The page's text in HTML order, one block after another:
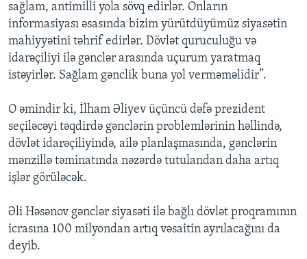
sağlam, antimilli yola sövq edirlər. Onların
informasiyası əsasında bizim yürütdüyümüz siyasətin
mahiyyətini təhrif edirlər. Dövlət quruculuğu və
idarəçiliyi ilə gənclər arasında uçurum yaratmaq
istəyirlər. Sağlam gənclik buna yol verməməlidir”.
O əmindir ki, İlham Əliyev üçüncü dəfə prezident
seçiləcəyi təqdirdə gənclərin problemlərinin həllində,
dövlət idarəçiliyində, ailə planlaşmasında, gənclərin
mənzillə təminatında nəzərdə tutulandan daha artıq
işlər görüləcək.
Əli Həsənov gənclər siyasəti ilə bağlı dövlət proqramının
icrasına 100 milyondan artıq vəsaitin ayrılacağını da
deyib.